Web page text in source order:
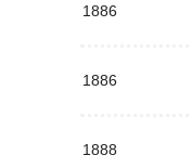
1886
1886
1888